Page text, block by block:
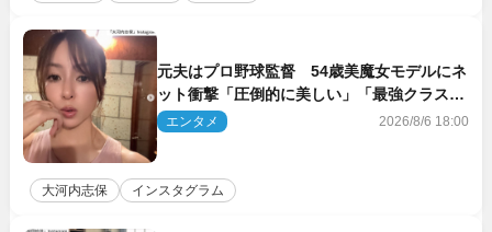
元夫はプロ野球監督 54歳美魔女モデルにネ
ット衝撃「圧倒的に美しい」「最強クラス」
「うっとり」
エンタメ 2026/8/6 18:00
大河内志保 インスタグラム